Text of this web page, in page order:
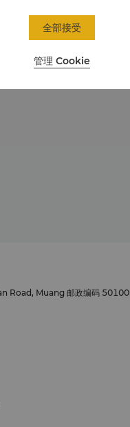
Road, Muang 邮政编码 50100
管理 Cookie
全部接受